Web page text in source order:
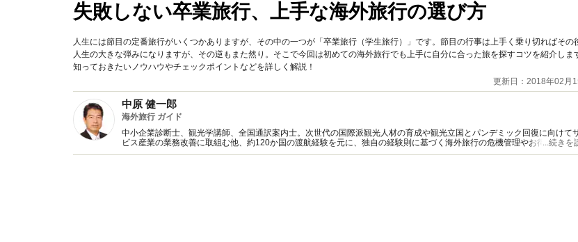
失敗しない卒業旅行、上手な海外旅行の選び方
人生には節目の定番旅行がいくつかありますが、その中の一つが「卒業旅行（学生旅行）」です。節目の行事は上手く乗り切ればその
人生の大きな弾みになりますが、その逆もまた然り。そこで今回は初めての海外旅行でも上手に自分に合った旅を探すコツを紹介しま
知っておきたいノウハウやチェックポイントなどを詳しく解説！
更新日：2018年02月
中原 健一郎
海外旅行 ガイド
中小企業診断士、観光学講師、全国通訳案内士。次世代の国際派観光人材の育成や観光立国とパンデミック回復に向けて
ビス産業の業務改善に取組む他、約120か国の渡航経験を元に、独自の経験則に基づく海外旅行の危機管理やお得情報を発
信。観光庁「若旅授業」「地域の観光人材のインバウンド対応能力強化研修」講師。
...続きを